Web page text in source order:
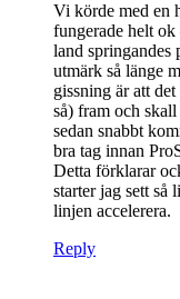
Vi körde med en
fungerade helt
land springandes
utmärk så länge
gissning är att
så) fram och
sedan snabbt
bra tag innan
Detta förklarar
starter jag sett så
linjen accelerera.
Reply